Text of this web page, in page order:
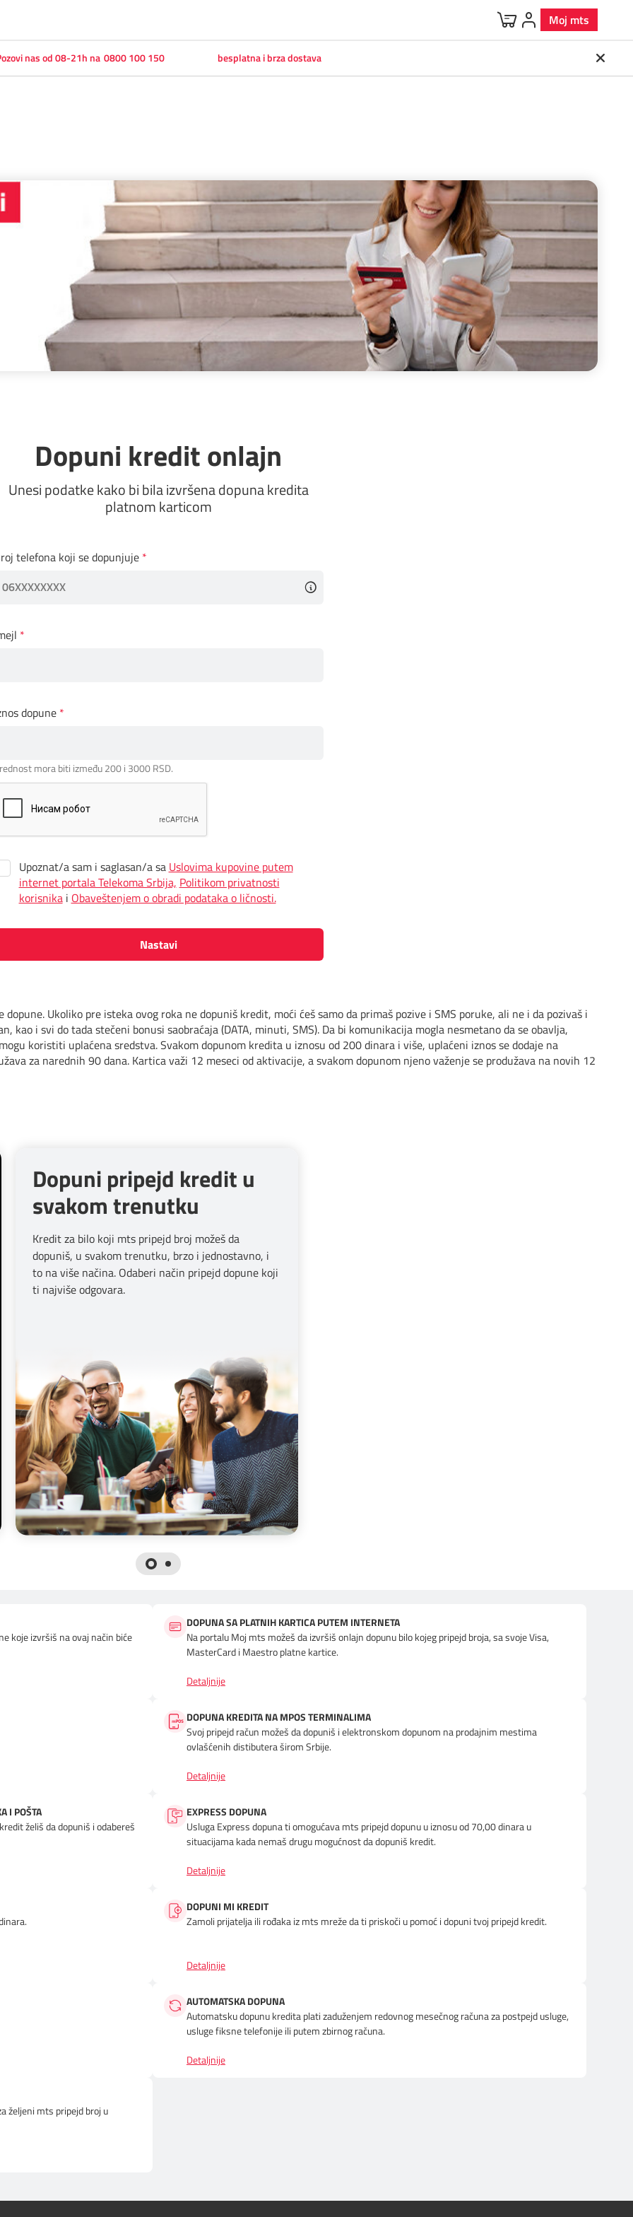
Moj mts
nas od 08-21h na 0800 100 150 besplatna i brza dostava
Dopuni kredit onlajn
Unesi podatke kako bi bila izvršena dopuna kredita
platnom karticom
telefona koji se dopunjuje
dopune
mora biti između 200 i 3000 RSD.
Upoznat/a sam i saglasan/a sa Uslovima kupovine putem
internet portala Telekoma Srbija, Politikom privatnosti
korisnikai Obaveštenjem o obradi podataka o ličnosti.
Nastavi
Ukoliko pre isteka ovog roka ne dopuniš kredit, moći ćeš samo da primaš pozive i SMS poruke, ali ne i da pozivaš i
kao i svi do tada stečeni bonusi saobraćaja (DATA, minuti, SMS). Da bi komunikacija mogla nesmetano da se obavlja,
koristiti uplaćena sredstva. Svakom dopunom kredita u iznosu od 200 dinara i više, uplaćeni iznos se dodaje na
za narednih 90 dana. Kartica važi 12 meseci od aktivacije, a svakom dopunom njeno važenje se produžava na novih 12
Dopuni pripejd kredit u
svakom trenutku
Kredit za bilo koji mts pripejd broj možeš da
dopuniš, u svakom trenutku, brzo i jednostavno, i
to na više načina. Odaberi način pripejd dopune koji
ti najviše odgovara.
koje izvršiš na ovaj način biće
DOPUNA SA PLATNIH KARTICA PUTEM INTERNETA
Na portalu Moj mts možeš da izvršiš onlajn dopunu bilo kojeg pripejd broja, sa svoje Visa,
MasterCard i Maestro platne kartice.
Detaljnije
DOPUNA KREDITA NA MPOS TERMINALIMA
Svoj pripejd račun možeš da dopuniš i elektronskom dopunom na prodajnim mestima
ovlašćenih distibutera širom Srbije.
Detaljnije
I POŠTA
želiš da dopuniš i odabereš
EXPRESS DOPUNA
Usluga Express dopuna ti omogućava mts pripejd dopunu u iznosu od 70,00 dinara u
situacijama kada nemaš drugu mogućnost da dopuniš kredit.
Detaljnije
DOPUNI MI KREDIT
Zamoli prijatelja ili rođaka iz mts mreže da ti priskoči u pomoć i dopuni tvoj pripejd kredit.
Detaljnije
AUTOMATSKA DOPUNA
Automatsku dopunu kredita plati zaduženjem redovnog mesečnog računa za postpejd usluge,
usluge fiksne telefonije ili putem zbirnog računa.
Detaljnije
željeni mts pripejd broj u